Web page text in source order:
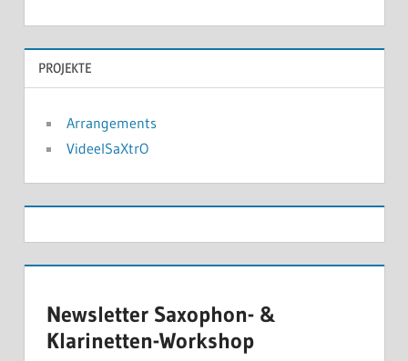
PROJEKTE
Arrangements
VideelSaXtrO
Newsletter Saxophon- &
Klarinetten-Workshop